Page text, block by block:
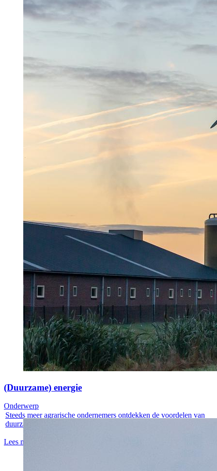
(Duurzame) energie
Steeds meer agrarische ondernemers ontdekken de voordelen van
duurzame...
Lees meer
Onderwerp